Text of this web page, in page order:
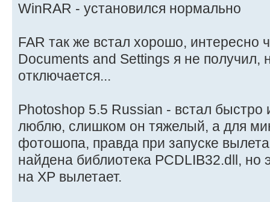
WinRAR - установился нормально
FAR так же встал хорошо, интересно
Documents and Settings я не получил,
отключается...
Photoshop 5.5 Russian - встал
люблю, слишком он тяжелый, а для
фотошопа, правда при запуске
найдена библиотека PCDLIB32.dll, но
на XP вылетает.